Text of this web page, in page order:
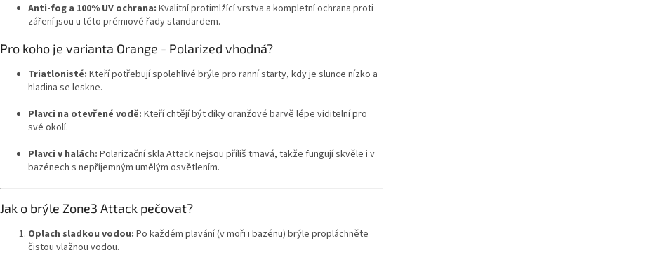
Anti-fog a 100% UV ochrana: Kvalitní protimlžící vrstva a kompletní ochrana proti
záření jsou u této prémiové řady standardem.
Pro koho je varianta Orange - Polarized vhodná?
Triatlonisté: Kteří potřebují spolehlivé brýle pro ranní starty, kdy je slunce nízko a
hladina se leskne.
Plavci na otevřené vodě: Kteří chtějí být díky oranžové barvě lépe viditelní pro
své okolí.
Plavci v halách: Polarizační skla Attack nejsou příliš tmavá, takže fungují skvěle i v
bazénech s nepříjemným umělým osvětlením.
Jak o brýle Zone3 Attack pečovat?
Oplach sladkou vodou: Po každém plavání (v moři i bazénu) brýle propláchněte
čistou vlažnou vodou.